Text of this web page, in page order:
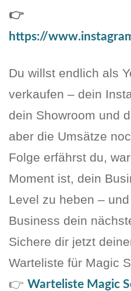
👉
https://
Du willst endlich als
verkaufen – dein
dein Showroom und
aber die Umsätze
Folge erfährst du,
Moment ist, dein
Level zu heben –
Business dein
Sichere dir jetzt
Warteliste für Magic
👉 Warteliste Magic